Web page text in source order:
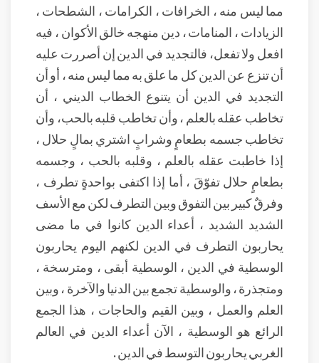
مما ليس منه ، الخرافات ، الكرامات ، الشطحات ،
الزيادات ، المنامات ، دين منهجه خالق الأكوان ، فيه
افعل ولا تفعل، فالتجديد في الدين إن أصررت عليه
أن تنزع عن الدين كل ما علق به مما ليس منه ، أو أن
التجديد في الدين أن يتنوع الخطاب الديني ، أن
تخاطب عقله بالعلم ، وأن تخاطب قلبه بالحب، وأن
تخاطب جسمه بطعامٍ وشرابٍ اشتري بمالٍ حلال ،
إذا خاطبت عقله بالعلم ، وقلبه بالحب ، وجسمه
بطعامٍ حلال تفوّقَ ، أما إذا اكتفى بواحدةٍ تطرف ،
وفرقٌ كبير بين التفوق وبين التطرف لكن مع الأسف
الشديد الشديد ، أعداء الدين كانوا في ما مضى
يحاربون التطرف في الدين لكنهم اليوم يحاربون
الوسطية في الدين ، الوسطية أبقى ، ومترسخة ،
ومتجذرة ، والوسطية تجمع بين الدنيا والآخرة ، وبين
العلم والعمل ، وبين القيم والحاجات ، هذا الجمع
الرائع هو الوسطية ، الآن أعداء الدين في العالم
الغربي يحاربون التوسط في الدين .